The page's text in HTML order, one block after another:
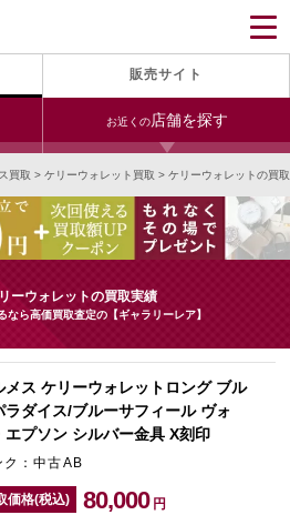
販売サイト
お近くの店舗を探す
今すぐLINE査定
受付（対応時間10:00～19:00）
宅配買取を申し込む
料の宅配キットをお届けします
今すぐ電話査定
受付時間 10:00～19:00
山表参道店 新宿東口店
心斎橋店 梅田店
元町(三宮)店 LAB大阪
買取 > ケリーウォレット買取 > ケリーウォレットの買
ーウォレットの買取実績
なら高価買取査定の【ギャラリーレア】
メス ケリーウォレットロング ブル
ラダイス/ブルーサフィール ヴォ
エプソン シルバー金具 X刻印
ク：中古AB
価格(税込) 80,000 円